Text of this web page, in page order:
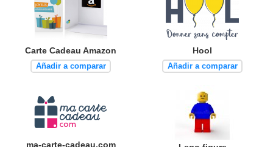
Carte Cadeau Amazon
Añadir a comparar
Hool
Añadir a comparar
ma-carte-cadeau.com